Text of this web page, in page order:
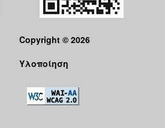
Copyright © 2026
Υλοποίηση